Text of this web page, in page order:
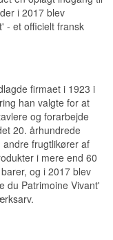
i 2017 blev
- et officielt fransk
firmaet i 1923 i
han valgte for at
og forarbejde
20. århundrede
frugtlikører af
i mere end 60
og i 2017 blev
du Patrimoine Vivant'